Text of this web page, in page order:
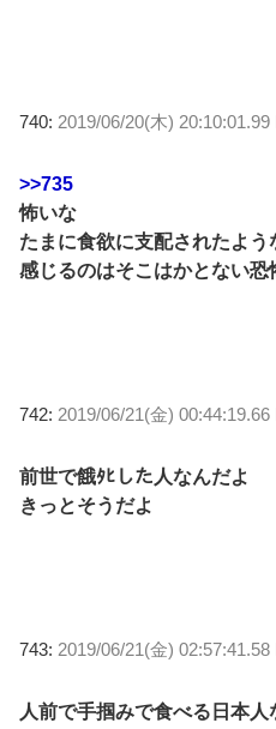
740: 2019/06/20(木)
>>735
怖いな
たまに食欲に支配されたよう
感じるのはそこはかとない恐
742: 2019/06/21(金) 00:44:19.66
前世で餓ﾀﾋした人なんだよ
きっとそうだよ
743: 2019/06/21(金)
人前で手掴みで食べる日本人